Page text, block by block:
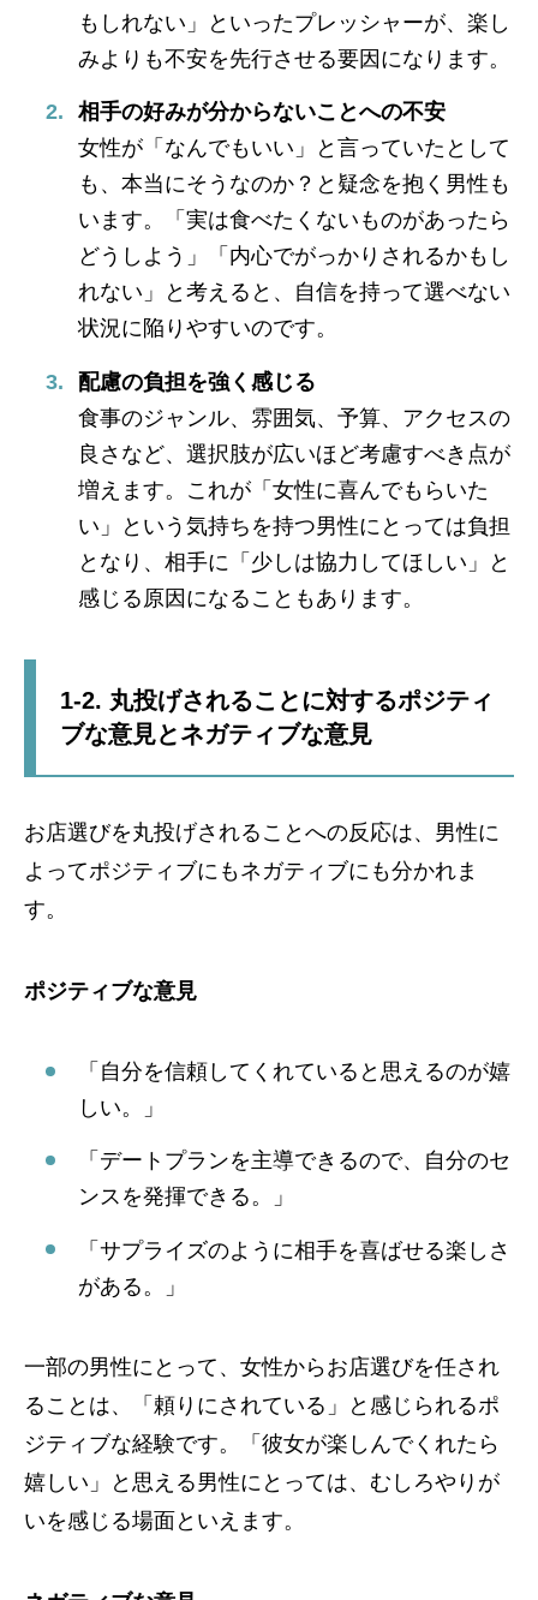
もしれない」といったプレッシャーが、楽し
みよりも不安を先行させる要因になります。
相手の好みが分からないことへの不安
女性が「なんでもいい」と言っていたとして
も、本当にそうなのか？と疑念を抱く男性も
います。「実は食べたくないものがあったら
どうしよう」「内心でがっかりされるかもし
れない」と考えると、自信を持って選べない
状況に陥りやすいのです。
配慮の負担を強く感じる
食事のジャンル、雰囲気、予算、アクセスの
良さなど、選択肢が広いほど考慮すべき点が
増えます。これが「女性に喜んでもらいた
い」という気持ちを持つ男性にとっては負担
となり、相手に「少しは協力してほしい」と
感じる原因になることもあります。
1-2. 丸投げされることに対するポジティ
ブな意見とネガティブな意見
お店選びを丸投げされることへの反応は、男性に
よってポジティブにもネガティブにも分かれま
す。
ポジティブな意見
「自分を信頼してくれていると思えるのが嬉
しい。」
「デートプランを主導できるので、自分のセ
ンスを発揮できる。」
「サプライズのように相手を喜ばせる楽しさ
がある。」
一部の男性にとって、女性からお店選びを任され
ることは、「頼りにされている」と感じられるポ
ジティブな経験です。「彼女が楽しんでくれたら
嬉しい」と思える男性にとっては、むしろやりが
いを感じる場面といえます。